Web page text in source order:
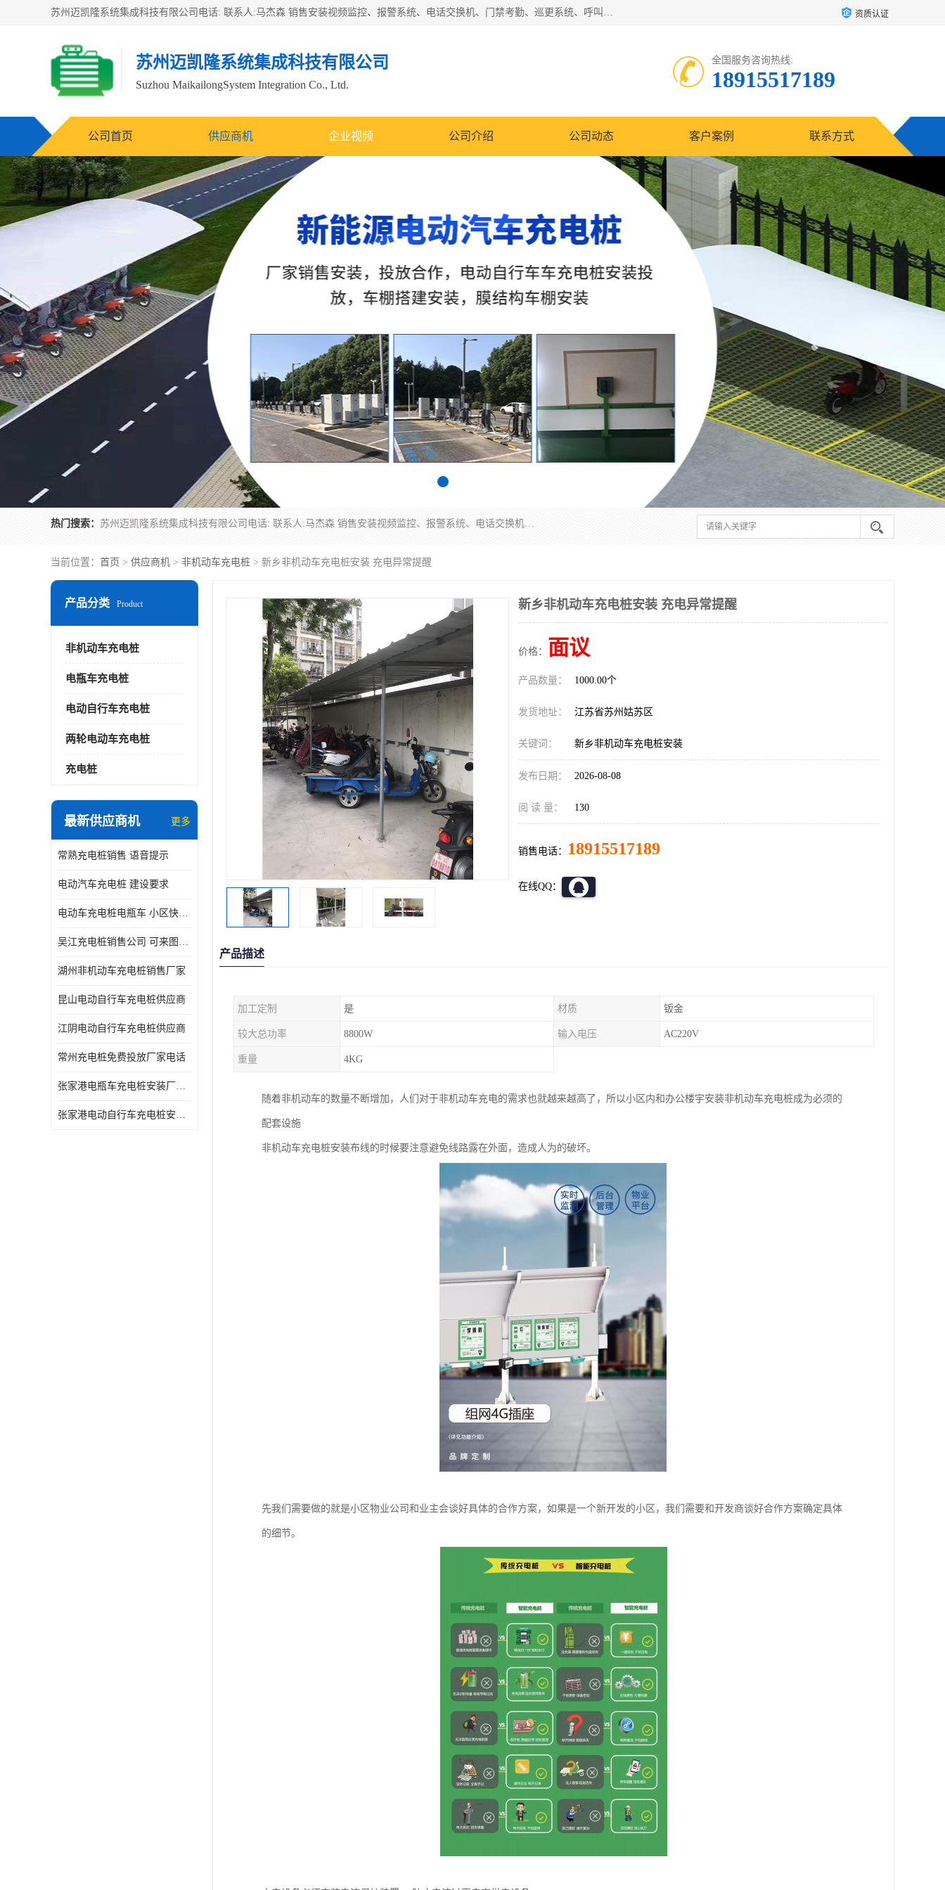
苏州迈凯隆系统集成科技有限公司电话: 联系人:马杰森 销售安装视频监控、报警系统、电话交换机、门禁考勤、巡更系统、呼叫对讲系统、停车场道闸、智能家居、广播系统、综合布线、办公设备、电子商务软件、网络工程、酒店门锁系列 系统集成、VOD视频点播、LED显示屏、节能产品、USP电源、收银机等弱电及智能化项目。 资质认证
苏州迈凯隆系统集成科技有限公司
Suzhou MaikailongSystem Integration Co., Ltd.
全国服务咨询热线:
18915517189
公司首页 供应商机 企业视频 公司介绍 公司动态 客户案例 联系方式
热门搜索： 苏州迈凯隆系统集成科技有限公司电话: 联系人:马杰森 销售安装视频监控、报警系统、电话交换机、门禁考勤、巡更系统、呼叫对讲系统、停车场道闸、智能家居、广播系统、综合布线、办公设备、电子商务软件、网络工程、酒店门锁系列 系统集成、VOD视频点播、LED显示屏、节能产品、USP电源、收银机等弱电及智能化项目。
当前位置： 首页 > 供应商机 > 非机动车充电桩 > 新乡非机动车充电桩安装 充电异常提醒
产品分类 Product
非机动车充电桩
电瓶车充电桩
电动自行车充电桩
两轮电动车充电桩
充电桩
最新供应商机 更多
常熟充电桩销售 语音提示
电动汽车充电桩 建设要求
电动车充电桩电瓶车 小区快速电动自行车充电站
吴江充电桩销售公司 可来图定制
湖州非机动车充电桩销售厂家
昆山电动自行车充电桩供应商
江阴电动自行车充电桩供应商
常州充电桩免费投放厂家电话
张家港电瓶车充电桩安装厂家电话
张家港电动自行车充电桩安装供货商
新乡非机动车充电桩安装 充电异常提醒
价格： 面议
产品数量： 1000.00个
发货地址： 江苏省苏州姑苏区
关键词： 新乡非机动车充电桩安装
发布日期： 2026-08-08
阅 读 量： 130
销售电话： 18915517189
在线QQ：
产品描述
加工定制 是 材质 钣金
较大总功率 8800W 输入电压 AC220V
重量 4KG
随着非机动车的数量不断增加，人们对于非机动车充电的需求也就越来越高了，所以小区内和办公楼宇安装非机动车充电桩成为必须的
配套设施
非机动车充电桩安装布线的时候要注意避免线路露在外面，造成人为的破坏。
先我们需要做的就是小区物业公司和业主会谈好具体的合作方案，如果是一个新开发的小区，我们需要和开发商谈好合作方案确定具体
的细节。